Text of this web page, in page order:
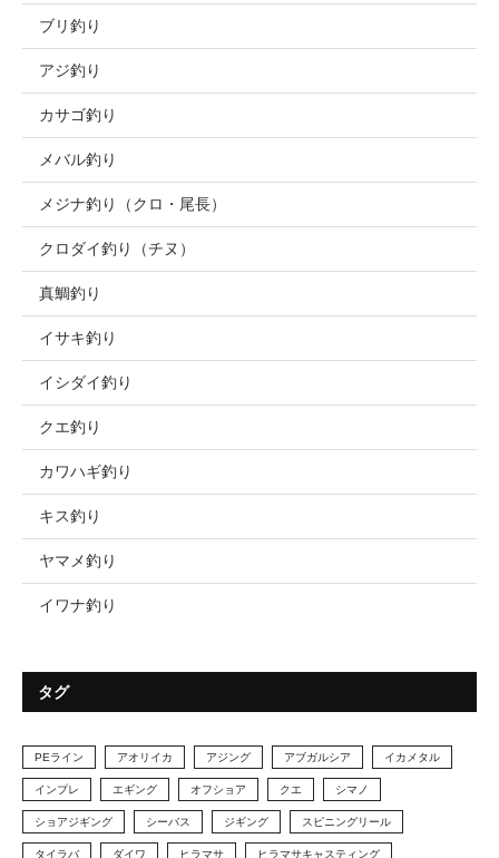
ブリ釣り
アジ釣り
カサゴ釣り
メバル釣り
メジナ釣り（クロ・尾長）
クロダイ釣り（チヌ）
真鯛釣り
イサキ釣り
イシダイ釣り
クエ釣り
カワハギ釣り
キス釣り
ヤマメ釣り
イワナ釣り
タグ
PEライン アオリイカ アジング アブガルシア イカメタル
インプレ エギング オフショア クエ シマノ
ショアジギング シーバス ジギング スピニングリール
タイラバ ダイワ ヒラマサ ヒラマサキャスティング